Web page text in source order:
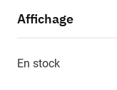
Affichage
En stock